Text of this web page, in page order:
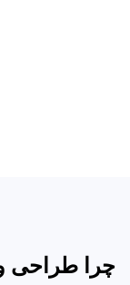
چرا طراحی